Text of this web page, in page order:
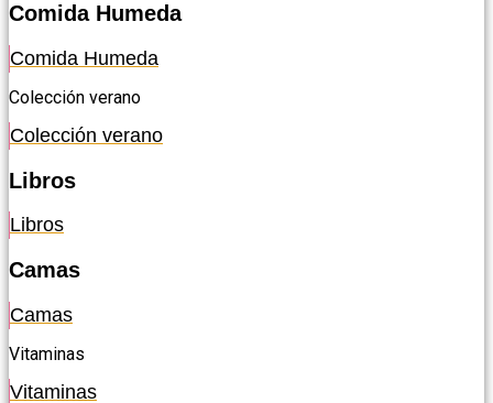
Comida Humeda
Comida Humeda
Colección verano
Colección verano
Libros
Libros
Camas
Camas
Vitaminas
Vitaminas